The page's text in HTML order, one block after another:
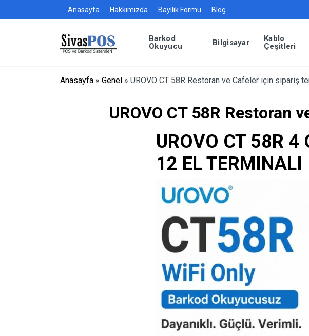
Anasayfa Hakkımızda Bayilik Formu Blog
Barkod
Okuyucu
Bilgisayar
Kablo
Çeşitleri
Anasayfa » Genel » UROVO CT 58R Restoran ve Cafeler için sipariş
UROVO CT 58R Restoran
UROVO CT 58R 4
12 EL TERMINALI